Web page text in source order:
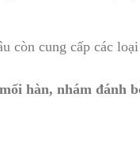
còn cung cấp các loại
hàn, nhám đánh